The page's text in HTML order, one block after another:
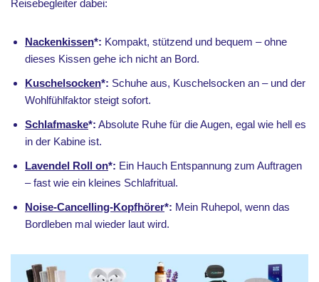
Reisebegleiter dabei:
Nackenkissen*: Kompakt, stützend und bequem – ohne
dieses Kissen gehe ich nicht an Bord.
Kuschelsocken*: Schuhe aus, Kuschelsocken an – und der
Wohlfühlfaktor steigt sofort.
Schlafmaske*: Absolute Ruhe für die Augen, egal wie hell es
in der Kabine ist.
Lavendel Roll on*: Ein Hauch Entspannung zum Auftragen
– fast wie ein kleines Schlafritual.
Noise-Cancelling-Kopfhörer*: Mein Ruhepol, wenn das
Bordleben mal wieder laut wird.